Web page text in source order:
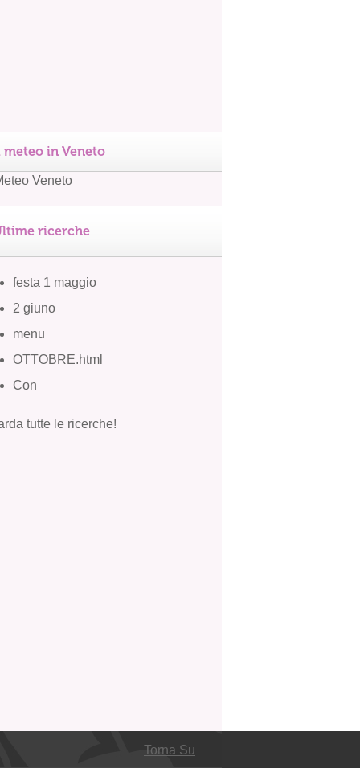
meteo in Veneto
ricerche
festa 1 maggio
2 giuno
menu
OTTOBRE.html
Con
tutte le ricerche!
Torna Su